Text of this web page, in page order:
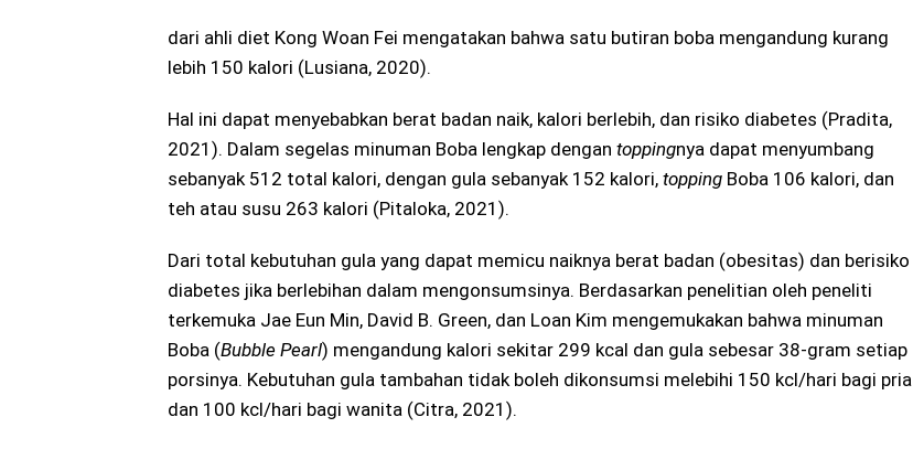
dari ahli diet Kong Woan Fei mengatakan bahwa satu butiran boba mengandung kurang
lebih 150 kalori (Lusiana, 2020).
Hal ini dapat menyebabkan berat badan naik, kalori berlebih, dan risiko diabetes (Pradita,
2021). Dalam segelas minuman Boba lengkap dengan toppingnya dapat menyumbang
sebanyak 512 total kalori, dengan gula sebanyak 152 kalori, topping Boba 106 kalori, dan
teh atau susu 263 kalori (Pitaloka, 2021).
Dari total kebutuhan gula yang dapat memicu naiknya berat badan (obesitas) dan berisiko
diabetes jika berlebihan dalam mengonsumsinya. Berdasarkan penelitian oleh peneliti
terkemuka Jae Eun Min, David B. Green, dan Loan Kim mengemukakan bahwa minuman
Boba (Bubble Pearl) mengandung kalori sekitar 299 kcal dan gula sebesar 38-gram setiap
porsinya. Kebutuhan gula tambahan tidak boleh dikonsumsi melebihi 150 kcl/hari bagi pria
dan 100 kcl/hari bagi wanita (Citra, 2021).